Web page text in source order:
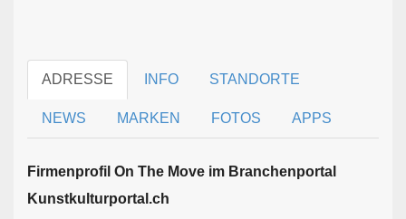
ADRESSE INFO STANDORTE
NEWS MARKEN FOTOS APPS
Firmen­profil On The Move im Branchen­portal
Kunstkulturportal.ch